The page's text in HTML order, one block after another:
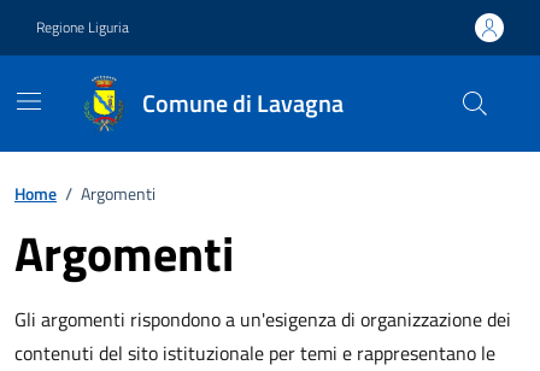
Regione Liguria
Comune di Lavagna
Home / Argomenti
Argomenti
Gli argomenti rispondono a un'esigenza di organizzazione dei
contenuti del sito istituzionale per temi e rappresentano le